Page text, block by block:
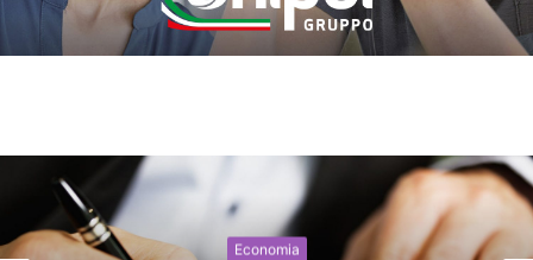
Economia